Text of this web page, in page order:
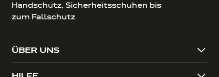
Handschutz, Sicherheitsschuhen bis
zum Fallschutz
ÜBER UNS